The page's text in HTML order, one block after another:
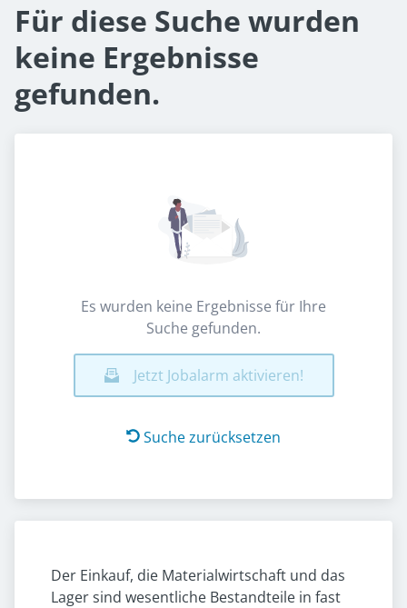
Für diese Suche wurden
keine Ergebnisse
gefunden.
Es wurden keine Ergebnisse für Ihre
Suche gefunden.
Jetzt Jobalarm aktivieren!
Suche zurücksetzen
Der Einkauf, die Materialwirtschaft und das
Lager sind wesentliche Bestandteile in fast